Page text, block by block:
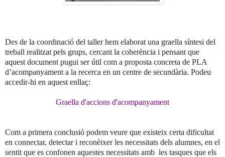
Des de la coordinació del taller hem elaborat una graella síntesi del
treball realitzat pels grups, cercant la coherència i pensant que
aquest document pugui ser útil com a proposta concreta de PLA
d’acompanyament a la recerca en un centre de secundària. Podeu
accedir-hi en aquest enllaç:
Graella d'accions d'acompanyament
Com a primera conclusió podem veure que existeix certa dificultat
en connectar, detectar i reconèixer les necessitats dels alumnes, en el
sentit que es confonen aquestes necessitats amb les tasques que els